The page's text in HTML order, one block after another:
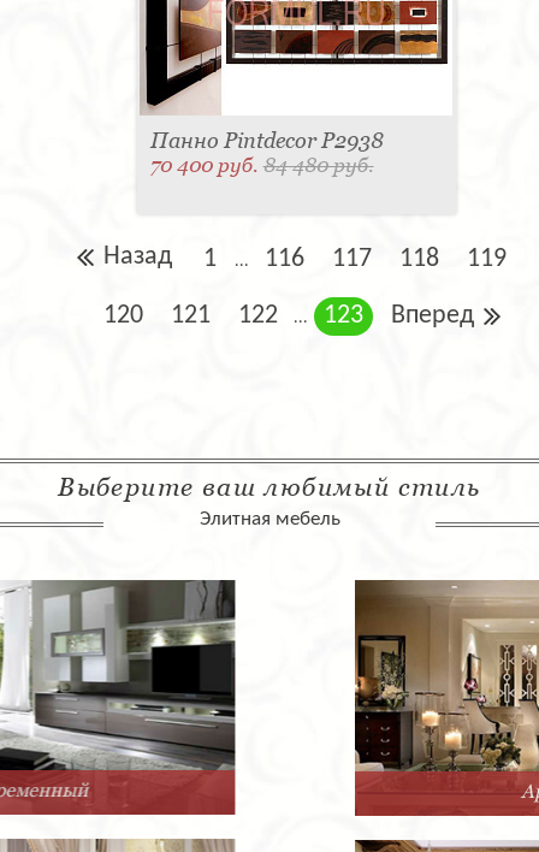
Панно Pintdecor P2938
70 400 руб.84 480 руб.
Назад 1 ... 116 117 118 119
120 121 122 ... 123 Вперед
Выберите ваш любимый стиль
Элитная мебель